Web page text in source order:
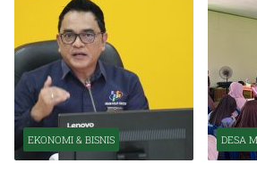
EKONOMI & BISNIS DESA